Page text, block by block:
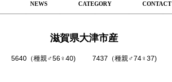
NEWS CATEGORY CONTACT
滋賀県大津市産
5640（種親♂56♀40) 7437（種親♂74♀37)